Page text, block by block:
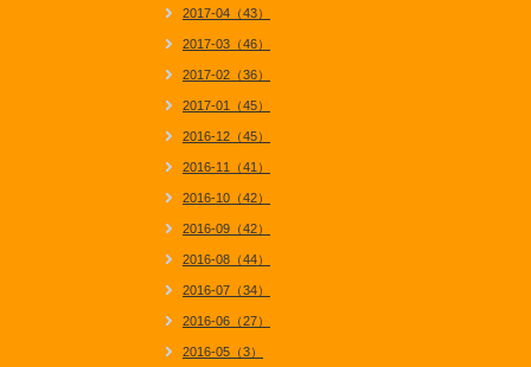
2017-04（43）
2017-03（46）
2017-02（36）
2017-01（45）
2016-12（45）
2016-11（41）
2016-10（42）
2016-09（42）
2016-08（44）
2016-07（34）
2016-06（27）
2016-05（3）